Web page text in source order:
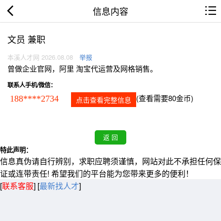
信息内容
文员 兼职
本溪人才网 2026.08.08 举报
曾做企业官网，阿里 淘宝代运营及网格销售。
联系人手机/微信：
188****2734 点击查看完整信息 (查看需要80金币)
特此声明：
信息真伪请自行辨别，求职应聘须谨慎，网站对此不承担任何保
证或连带责任! 希望我们的平台能为您带来更多的便利！
[联系客服] [最新找人才]